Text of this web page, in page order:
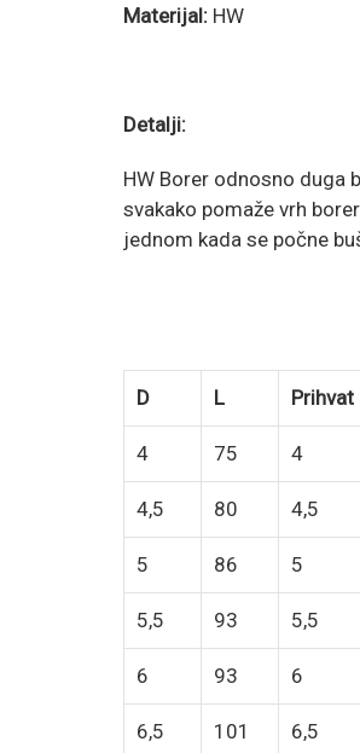
Materijal: HW
Detalji:
HW Borer odnosno duga
svakako pomaže vrh
jednom kada se počne
D L Prihvat
4 75 4
4,5 80 4,5
5 86 5
5,5 93 5,5
6 93 6
6,5 101 6,5